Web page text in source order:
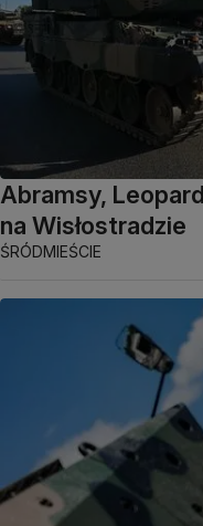
Abramsy,
na Wisłostradzie
ŚRÓDMIEŚCIE